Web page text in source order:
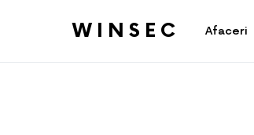
WINSEC Afaceri